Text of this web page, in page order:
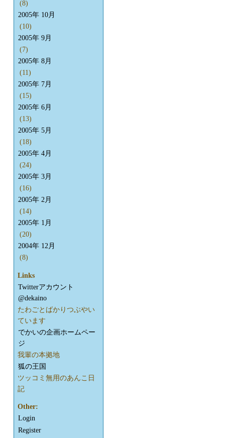
(8)
2005年 10月
(10)
2005年 9月
(7)
2005年 8月
(11)
2005年 7月
(15)
2005年 6月
(13)
2005年 5月
(18)
2005年 4月
(24)
2005年 3月
(16)
2005年 2月
(14)
2005年 1月
(20)
2004年 12月
(8)
Links
Twitterアカウント
@dekaino
たわごとばかりつぶやい
ています
でかいの企画ホームペー
ジ
我輩の本拠地
狐の王国
ツッコミ無用のあんこ日
記
Other:
Login
Register